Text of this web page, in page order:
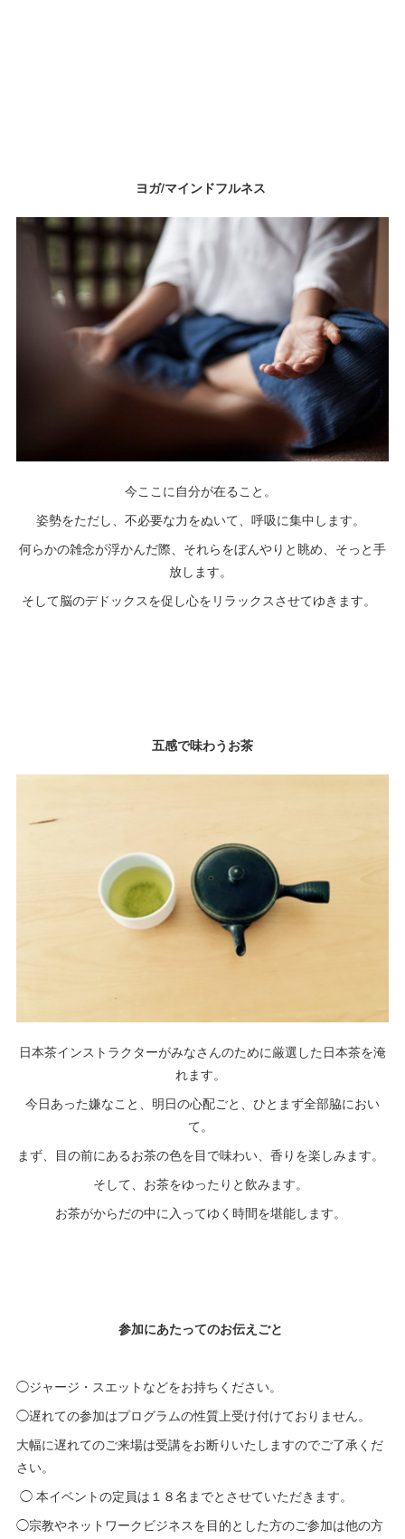
ヨガ/マインドフルネス
今ここに自分が在ること。
姿勢をただし、不必要な力をぬいて、呼吸に集中します。
何らかの雑念が浮かんだ際、それらをぼんやりと眺め、そっと手
放します。
そして脳のデドックスを促し心をリラックスさせてゆきます。
五感で味わうお茶
日本茶インストラクターがみなさんのために厳選した日本茶を淹
れます。
今日あった嫌なこと、明日の心配ごと、ひとまず全部脇におい
て。
まず、目の前にあるお茶の色を目で味わい、香りを楽しみます。
そして、お茶をゆったりと飲みます。
お茶がからだの中に入ってゆく時間を堪能します。
参加にあたってのお伝えごと
◯ジャージ・スエットなどをお持ちください。
◯遅れての参加はプログラムの性質上受け付けておりません。
大幅に遅れてのご来場は受講をお断りいたしますのでご了承くだ
さい。
◯ 本イベントの定員は１８名までとさせていただきます。
◯宗教やネットワークビジネスを目的とした方のご参加は他の方